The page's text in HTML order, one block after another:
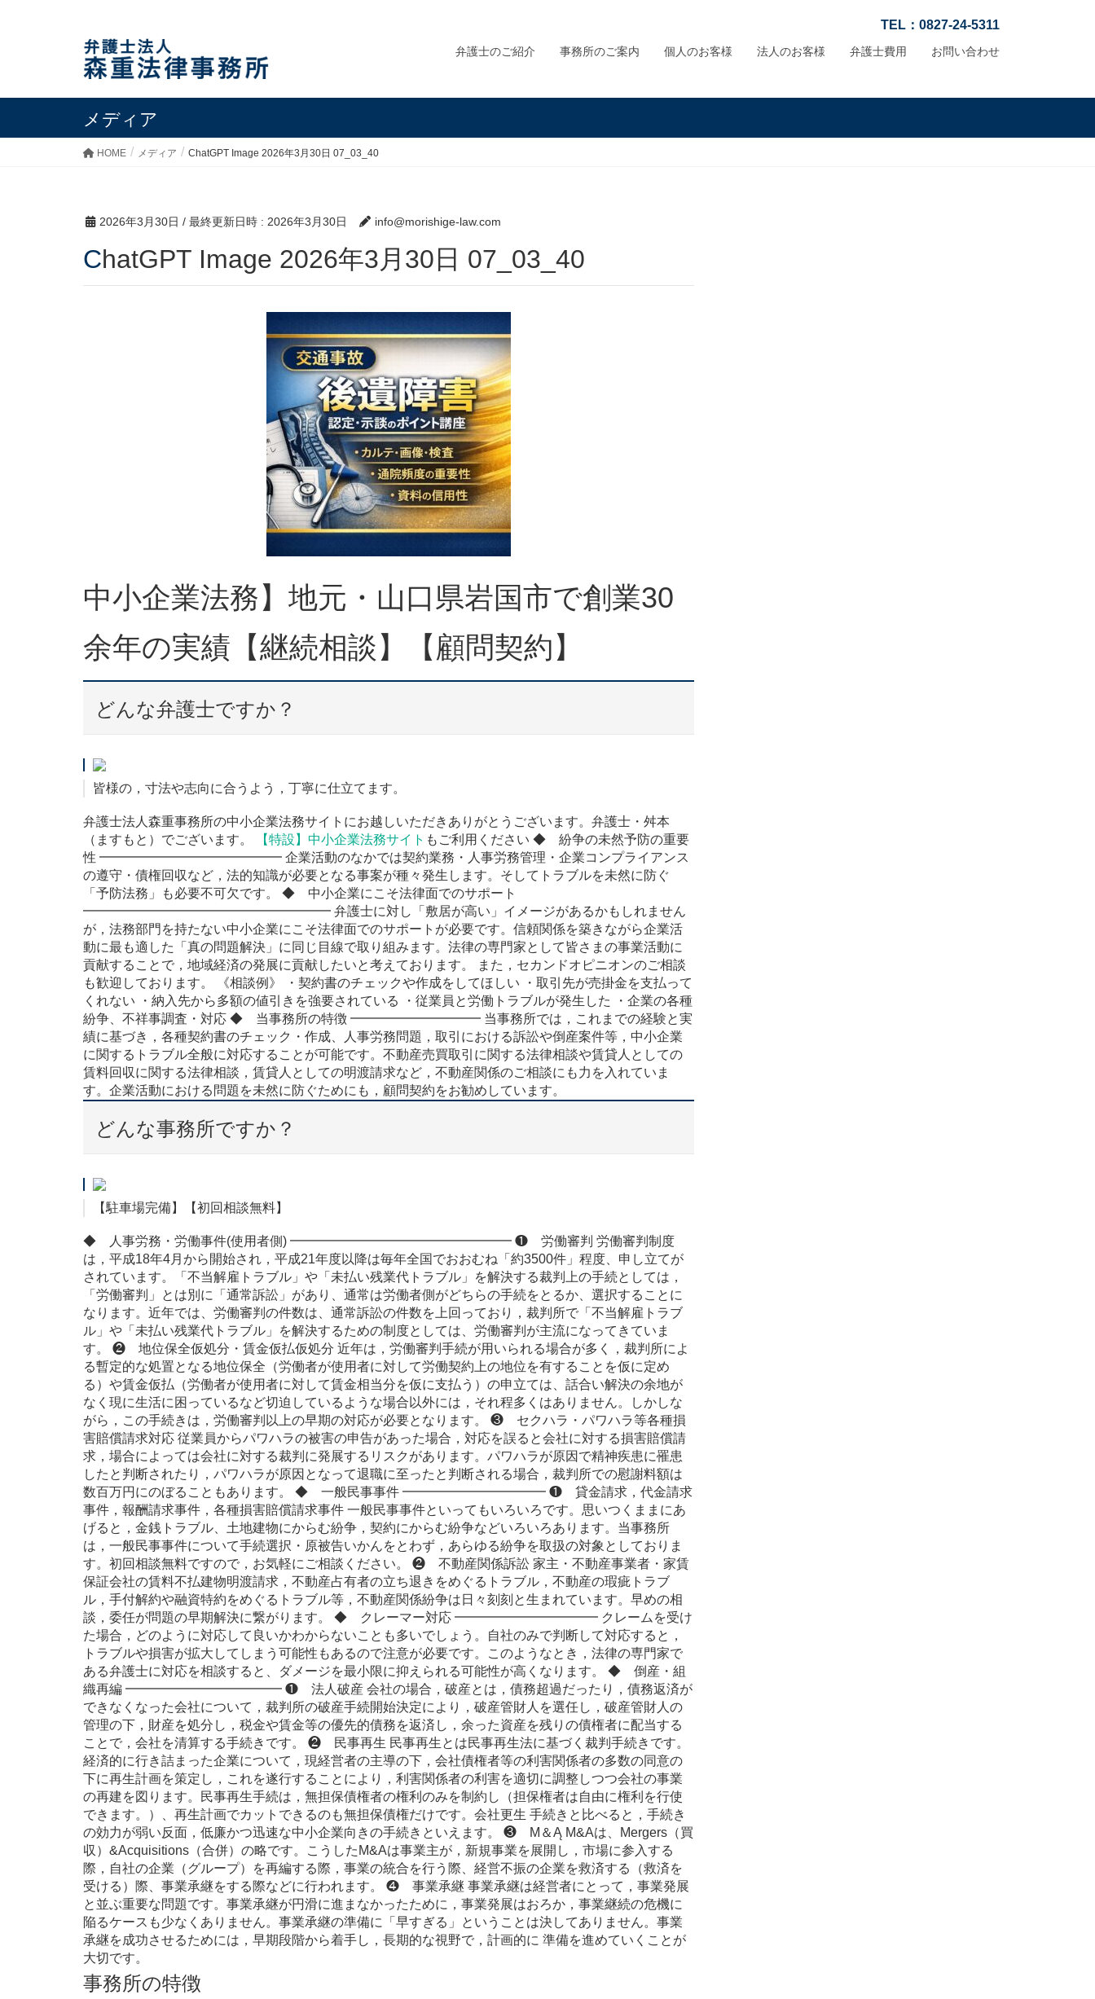
TEL：0827-24-5311
弁護士のご紹介 事務所のご案内 個人のお客様 法人のお客様 弁護士費用 お問い合わせ
メディア
HOME メディア ChatGPT Image 2026年3月30日 07_03_40
2026年3月30日 / 最終更新日時 : 2026年3月30日 info@morishige-law.com
ChatGPT Image 2026年3月30日 07_03_40
中小企業法務】地元・山口県岩国市で創業30
余年の実績【継続相談】【顧問契約】
どんな弁護士ですか？
皆様の，寸法や志向に合うよう，丁寧に仕立てます。
弁護士法人森重事務所の中小企業法務サイトにお越しいただきありがとうございます。弁護士・舛本
（ますもと）でございます。
【特設】中小企業法務サイト もご利用ください ◆ 紛争の未然予防の重要
性 ━━━━━━━━━━━━━━ 企業活動のなかでは契約業務・人事労務管理・企業コンプライアンス
の遵守・債権回収など，法的知識が必要となる事案が種々発生します。そしてトラブルを未然に防ぐ
「予防法務」も必要不可欠です。 ◆ 中小企業にこそ法律面でのサポート
━━━━━━━━━━━━━━━━━━━ 弁護士に対し「敷居が高い」イメージがあるかもしれません
が，法務部門を持たない中小企業にこそ法律面でのサポートが必要です。信頼関係を築きながら企業活
動に最も適した「真の問題解決」に同じ目線で取り組みます。法律の専門家として皆さまの事業活動に
貢献することで，地域経済の発展に貢献したいと考えております。 また，セカンドオピニオンのご相談
も歓迎しております。 《相談例》 ・契約書のチェックや作成をしてほしい ・取引先が売掛金を支払って
くれない ・納入先から多額の値引きを強要されている ・従業員と労働トラブルが発生した ・企業の各種
紛争、不祥事調査・対応 ◆ 当事務所の特徴 ━━━━━━━━━━ 当事務所では，これまでの経験と実
績に基づき，各種契約書のチェック・作成、人事労務問題，取引における訴訟や倒産案件等，中小企業
に関するトラブル全般に対応することが可能です。不動産売買取引に関する法律相談や賃貸人としての
賃料回収に関する法律相談，賃貸人としての明渡請求など，不動産関係のご相談にも力を入れていま
す。企業活動における問題を未然に防ぐためにも，顧問契約をお勧めしています。
どんな事務所ですか？
【駐車場完備】【初回相談無料】
◆ 人事労務・労働事件(使用者側) ━━━━━━━━━━━━━━━━━ ❶ 労働審判 労働審判制度
は，平成18年4月から開始され，平成21年度以降は毎年全国でおおむね「約3500件」程度、申し立てが
されています。「不当解雇トラブル」や「未払い残業代トラブル」を解決する裁判上の手続としては，
「労働審判」とは別に「通常訴訟」があり、通常は労働者側がどちらの手続をとるか、選択することに
なります。近年では、労働審判の件数は、通常訴訟の件数を上回っており，裁判所で「不当解雇トラブ
ル」や「未払い残業代トラブル」を解決するための制度としては、労働審判が主流になってきていま
す。 ❷ 地位保全仮処分・賃金仮払仮処分 近年は，労働審判手続が用いられる場合が多く，裁判所によ
る暫定的な処置となる地位保全（労働者が使用者に対して労働契約上の地位を有することを仮に定め
る）や賃金仮払（労働者が使用者に対して賃金相当分を仮に支払う）の申立ては、話合い解決の余地が
なく現に生活に困っているなど切迫しているような場合以外には，それ程多くはありません。しかしな
がら，この手続きは，労働審判以上の早期の対応が必要となります。 ❸ セクハラ・パワハラ等各種損
害賠償請求対応 従業員からパワハラの被害の申告があった場合，対応を誤ると会社に対する損害賠償請
求，場合によっては会社に対する裁判に発展するリスクがあります。パワハラが原因で精神疾患に罹患
したと判断されたり，パワハラが原因となって退職に至ったと判断される場合，裁判所での慰謝料額は
数百万円にのぼることもあります。 ◆ 一般民事事件 ━━━━━━━━━━━ ❶ 貸金請求，代金請求
事件，報酬請求事件，各種損害賠償請求事件 一般民事事件といってもいろいろです。思いつくままにあ
げると，金銭トラブル、土地建物にからむ紛争，契約にからむ紛争などいろいろあります。当事務所
は，一般民事事件について手続選択・原被告いかんをとわず，あらゆる紛争を取扱の対象としておりま
す。初回相談無料ですので，お気軽にご相談ください。 ❷ 不動産関係訴訟 家主・不動産事業者・家賃
保証会社の賃料不払建物明渡請求，不動産占有者の立ち退きをめぐるトラブル，不動産の瑕疵トラブ
ル，手付解約や融資特約をめぐるトラブル等，不動産関係紛争は日々刻刻と生まれています。早めの相
談，委任が問題の早期解決に繋がります。 ◆ クレーマー対応 ━━━━━━━━━━━ クレームを受け
た場合，どのように対応して良いかわからないことも多いでしょう。自社のみで判断して対応すると，
トラブルや損害が拡大してしまう可能性もあるので注意が必要です。このようなとき，法律の専門家で
ある弁護士に対応を相談すると、ダメージを最小限に抑えられる可能性が高くなります。 ◆ 倒産・組
織再編 ━━━━━━━━━━━━ ❶ 法人破産 会社の場合，破産とは，債務超過だったり，債務返済が
できなくなった会社について，裁判所の破産手続開始決定により，破産管財人を選任し，破産管財人の
管理の下，財産を処分し，税金や賃金等の優先的債務を返済し，余った資産を残りの債権者に配当する
ことで，会社を清算する手続きです。 ❷ 民事再生 民事再生とは民事再生法に基づく裁判手続きです。
経済的に行き詰まった企業について，現経営者の主導の下，会社債権者等の利害関係者の多数の同意の
下に再生計画を策定し，これを遂行することにより，利害関係者の利害を適切に調整しつつ会社の事業
の再建を図ります。民事再生手続は，無担保債権者の権利のみを制約し（担保権者は自由に権利を行使
できます。）、再生計画でカットできるのも無担保債権だけです。会社更生 手続きと比べると，手続き
の効力が弱い反面，低廉かつ迅速な中小企業向きの手続きといえます。 ❸ М＆Ą M&Aは、Mergers（買
収）&Acquisitions（合併）の略です。こうしたM&Aは事業主が，新規事業を展開し，市場に参入する
際，自社の企業（グループ）を再編する際，事業の統合を行う際、経営不振の企業を救済する（救済を
受ける）際、事業承継をする際などに行われます。 ❹ 事業承継 事業承継は経営者にとって，事業発展
と並ぶ重要な問題です。事業承継が円滑に進まなかったために，事業発展はおろか，事業継続の危機に
陥るケースも少なくありません。事業承継の準備に「早すぎる」ということは決してありません。事業
承継を成功させるためには，早期段階から着手し，長期的な視野で，計画的に 準備を進めていくことが
大切です。
事務所の特徴